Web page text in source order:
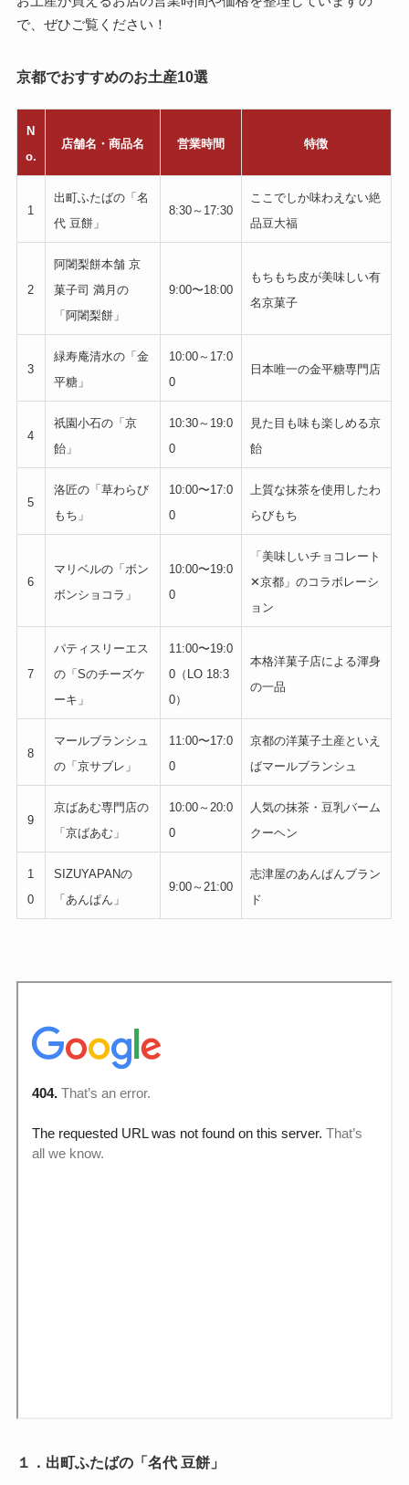
で、ぜひご覧ください！
京都でおすすめのお土産10選
N
o.
店舗名・商品名 営業時間 特徴
1
出町ふたばの「名
代 豆餅」
8:30～17:30
ここでしか味わえない絶
品豆大福
2
阿闍梨餅本舗 京
菓子司 満月の
「阿闍梨餅」
9:00〜18:00
もちもち皮が美味しい有
名京菓子
3
緑寿庵清水の「金
平糖」
10:00～17:0
0
日本唯一の金平糖専門店
4
祇園小石の「京
飴」
10:30～19:0
0
見た目も味も楽しめる京
飴
5
洛匠の「草わらび
もち」
10:00〜17:0
0
上質な抹茶を使用したわ
らびもち
6
マリベルの「ボン
ボンショコラ」
10:00〜19:0
0
「美味しいチョコレート
✕京都」のコラボレーシ
ョン
7
パティスリーエス
の「Sのチーズケ
ーキ」
11:00〜19:0
0（LO 18:3
0）
本格洋菓子店による渾身
の一品
8
マールブランシュ
の「京サブレ」
11:00〜17:0
0
京都の洋菓子土産といえ
ばマールブランシュ
9
京ばあむ専門店の
「京ばあむ」
10:00～20:0
0
人気の抹茶・豆乳バーム
クーヘン
1
0
SIZUYAPANの
「あんぱん」
9:00～21:00
志津屋のあんぱんブラン
ド
１．出町ふたばの「名代 豆餅」